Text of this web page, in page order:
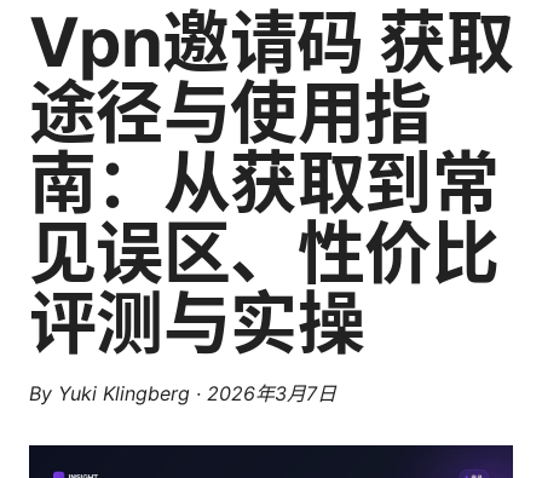
Vpn邀请码 获取
途径与使用指
南：从获取到常
见误区、性价比
评测与实操
By Yuki Klingberg · 2026年3月7日